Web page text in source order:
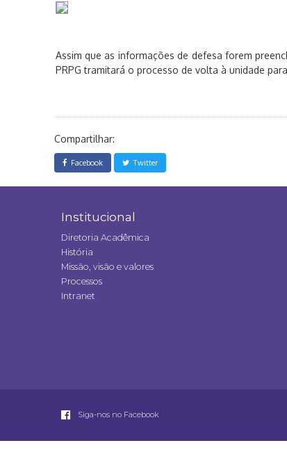
Assim que as informações de defesa forem
PRPG tramitará o processo de volta à unidade
Compartilhar:
Facebook Twitter
Institucional
Diretoria Acadêmica
História
Missão, visão e valores
Processos
Intranet
Siga-nos no Facebook